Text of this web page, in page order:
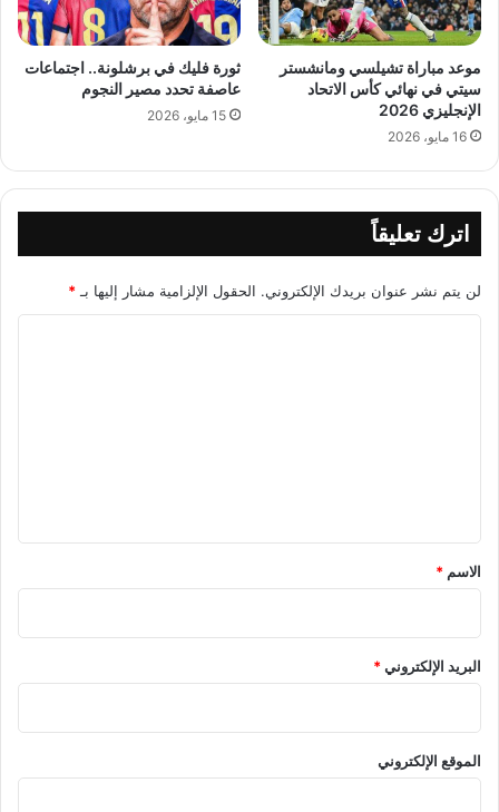
موعد مباراة تشيلسي ومانشستر
سيتي في نهائي كأس الاتحاد
الإنجليزي 2026
16 مايو، 2026
ثورة فليك في برشلونة.. اجتماعات
عاصفة تحدد مصير النجوم
15 مايو، 2026
اترك تعليقاً
لن يتم نشر عنوان بريدك الإلكتروني. الحقول الإلزامية مشار إليها بـ *
*
الاسم *
البريد الإلكتروني*
الموقع الإلكتروني